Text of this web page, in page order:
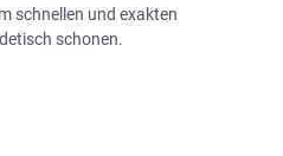
schnellen und exakten
schonen.